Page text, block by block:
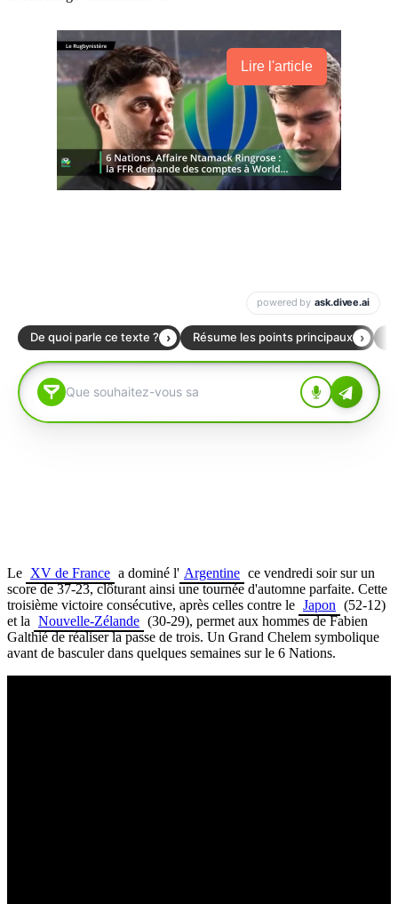
Lire l'article
Le XV de France a dominé l' Argentine ce vendredi soir sur un
score de 37-23, clôturant ainsi une tournée d'automne parfaite. Cette
troisième victoire consécutive, après celles contre le Japon (52-12)
et la Nouvelle-Zélande (30-29), permet aux hommes de Fabien
Galthié de réaliser la passe de trois. Un Grand Chelem symbolique
avant de basculer dans quelques semaines sur le 6 Nations.